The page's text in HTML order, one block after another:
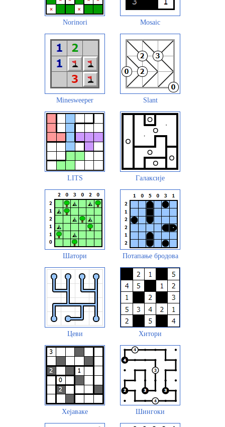
Norinori Mosaic
Minesweeper Slant
LITS Галаксије
Шатори Потапање бродова
Цеви Хитори
Хејаваке Шингоки